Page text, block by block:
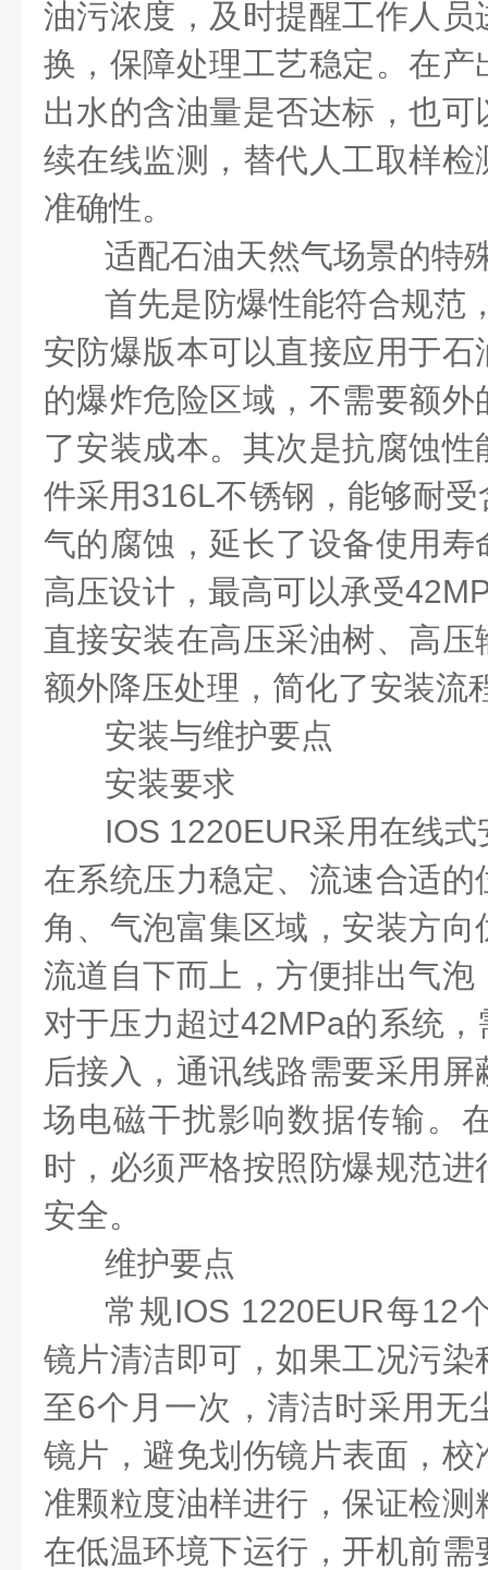
油污浓度，及时提醒工作人
换，保障处理工艺稳定。在
出水的含油量是否达标，也
续在线监测，替代人工取样
准确性。
适配石油天然气场景的特
首先是防爆性能符合规范
安防爆版本可以直接应用于
的爆炸危险区域，不需要额
了安装成本。其次是抗腐蚀
件采用316L不锈钢，能够耐
气的腐蚀，延长了设备使用
高压设计，最高可以承受
直接安装在高压采油树、高
额外降压处理，简化了安装流
安装与维护要点
安装要求
IOS 1220EUR采用在线
在系统压力稳定、流速合适
角、气泡富集区域，安装方
流道自下而上，方便排出气
对于压力超过42MPa的系统，
后接入，通讯线路需要采用
场电磁干扰影响数据传输。
时，必须严格按照防爆规范
安全。
维护要点
常规IOS 1220EUR每12
镜片清洁即可，如果工况污
至6个月一次，清洁时采用无
镜片，避免划伤镜片表面，
准颗粒度油样进行，保证检
在低温环境下运行，开机前